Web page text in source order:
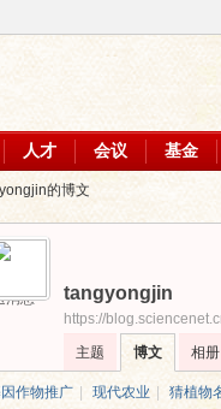
人才 会议 基金
的博文
友
消息
tangyongjin
https://
主题
博文 相册
作物推广 现代农业 猜植物